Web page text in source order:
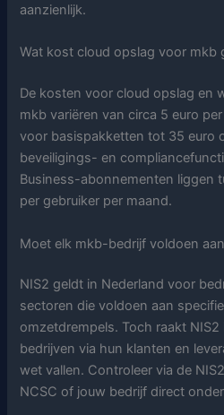
aanzienlijk.
Wat kost cloud opslag voor mkb
De kosten voor cloud opslag en
mkb variëren van circa 5 euro
voor basispakketten tot 35 euro
beveiligings- en
Business-abonnementen liggen
per gebruiker per maand.
Moet elk mkb-bedrijf voldoen
NIS2 geldt in Nederland voor
sectoren die voldoen aan
omzetdrempels. Toch raakt
bedrijven via hun klanten en
wet vallen. Controleer via de
NCSC of jouw bedrijf direct